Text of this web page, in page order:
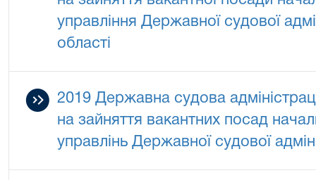
управління Державної судової
області
2019 Державна судова
на зайняття вакантних посад
управлінь Державної судової